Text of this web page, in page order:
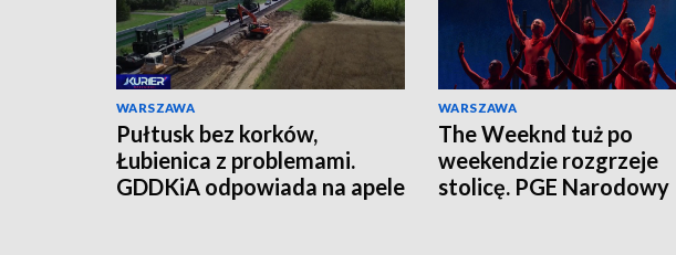
WARSZAWA
Pułtusk bez korków,
Łubienica z problemami.
GDDKiA odpowiada na apele
WARSZAWA
The Weeknd tuż po
weekendzie rozgrzeje
stolicę. PGE Narodowy